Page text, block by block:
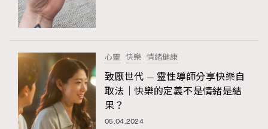
心靈 快樂 情緒健康
致厭世代 — 靈性導師分享快樂自
取法｜快樂的定義不是情緒是結
果？
05.04.2024